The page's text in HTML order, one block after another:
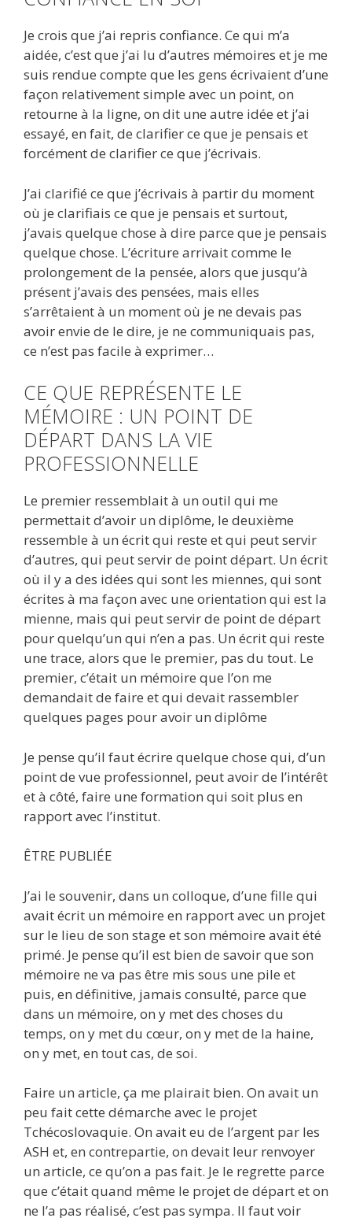
Je crois que j’ai repris confiance. Ce qui m’a
aidée, c’est que j’ai lu d’autres mémoires et je me
suis rendue compte que les gens écrivaient d’une
façon relativement simple avec un point, on
retourne à la ligne, on dit une autre idée et j’ai
essayé, en fait, de clarifier ce que je pensais et
forcément de clarifier ce que j’écrivais.
J’ai clarifié ce que j’écrivais à partir du moment
où je clarifiais ce que je pensais et surtout,
j’avais quelque chose à dire parce que je pensais
quelque chose. L’écriture arrivait comme le
prolongement de la pensée, alors que jusqu’à
présent j’avais des pensées, mais elles
s’arrêtaient à un moment où je ne devais pas
avoir envie de le dire, je ne communiquais pas,
ce n’est pas facile à exprimer…
CE QUE REPRÉSENTE LE
MÉMOIRE : UN POINT DE
DÉPART DANS LA VIE
PROFESSIONNELLE
Le premier ressemblait à un outil qui me
permettait d’avoir un diplôme, le deuxième
ressemble à un écrit qui reste et qui peut servir
d’autres, qui peut servir de point départ. Un écrit
où il y a des idées qui sont les miennes, qui sont
écrites à ma façon avec une orientation qui est la
mienne, mais qui peut servir de point de départ
pour quelqu’un qui n’en a pas. Un écrit qui reste
une trace, alors que le premier, pas du tout. Le
premier, c’était un mémoire que l’on me
demandait de faire et qui devait rassembler
quelques pages pour avoir un diplôme
Je pense qu’il faut écrire quelque chose qui, d’un
point de vue professionnel, peut avoir de l’intérêt
et à côté, faire une formation qui soit plus en
rapport avec l’institut.
ÊTRE PUBLIÉE
J’ai le souvenir, dans un colloque, d’une fille qui
avait écrit un mémoire en rapport avec un projet
sur le lieu de son stage et son mémoire avait été
primé. Je pense qu’il est bien de savoir que son
mémoire ne va pas être mis sous une pile et
puis, en définitive, jamais consulté, parce que
dans un mémoire, on y met des choses du
temps, on y met du cœur, on y met de la haine,
on y met, en tout cas, de soi.
Faire un article, ça me plairait bien. On avait un
peu fait cette démarche avec le projet
Tchécoslovaquie. On avait eu de l’argent par les
ASH et, en contrepartie, on devait leur renvoyer
un article, ce qu’on a pas fait. Je le regrette parce
que c’était quand même le projet de départ et on
ne l’a pas réalisé, c’est pas sympa. Il faut voir